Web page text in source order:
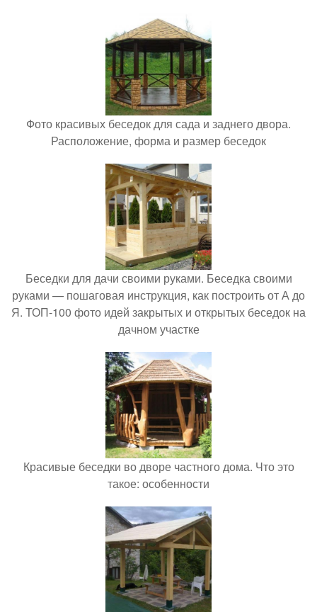
Фото красивых беседок для сада и заднего двора.
Расположение, форма и размер беседок
Беседки для дачи своими руками. Беседка своими
руками — пошаговая инструкция, как построить от А до
Я. ТОП-100 фото идей закрытых и открытых беседок на
дачном участке
Красивые беседки во дворе частного дома. Что это
такое: особенности